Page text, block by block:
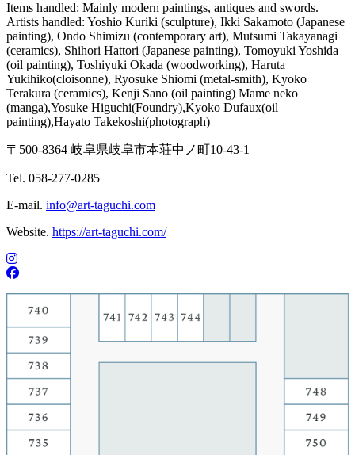
Items handled: Mainly modern paintings, antiques and swords.
Artists handled: Yoshio Kuriki (sculpture), Ikki Sakamoto (Japanese
painting), Ondo Shimizu (contemporary art), Mutsumi Takayanagi
(ceramics), Shihori Hattori (Japanese painting), Tomoyuki Yoshida
(oil painting), Toshiyuki Okada (woodworking), Haruta
Yukihiko(cloisonne), Ryosuke Shiomi (metal-smith), Kyoko
Terakura (ceramics), Kenji Sano (oil painting) Mame neko
(manga),Yosuke Higuchi(Foundry),Kyoko Dufaux(oil
painting),Hayato Takekoshi(photograph)
〒500-8364 岐阜県岐阜市本荘中ノ町10-43-1
Tel. 058-277-0285
E-mail. info@art-taguchi.com
Website. https://art-taguchi.com/